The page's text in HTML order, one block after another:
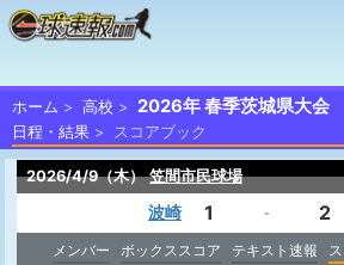
ホーム 高校 2026年 春季茨城県大会
日程・結果 スコアブック
2026/4/9（木） 笠間市民球場
波崎 1 - 2
メンバー ボックススコア テキスト速報